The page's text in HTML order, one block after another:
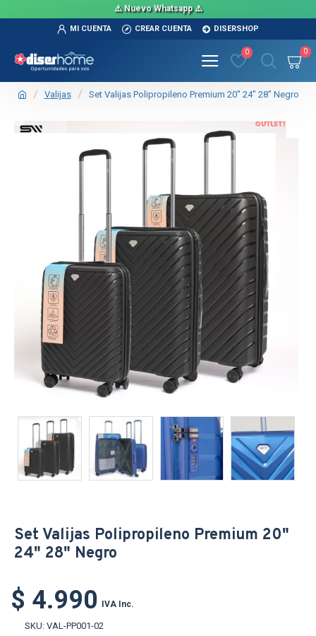
⚠️ Nuevo Whatsapp ⚠️
MI CUENTA CREAR CUENTA DISERSHOP
0 0
Valijas Set Valijas Polipropileno Premium 20" 24" 28" Negro
TEXTTRANSPARENTE OUT
Set Valijas Polipropileno Premium 20"
24" 28" Negro
$ 4.990 IVA Inc.
SKU: VAL-PP001-02